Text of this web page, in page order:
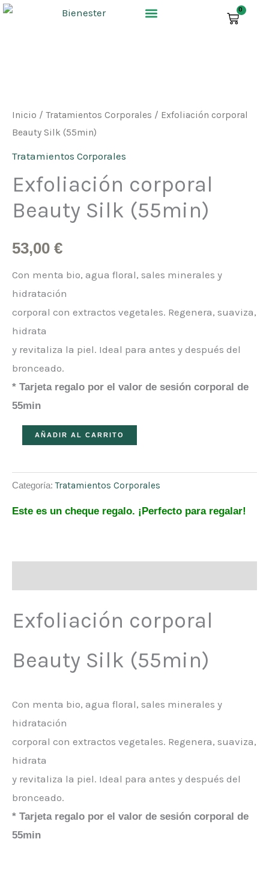
Ir
0
Inicio / Tratamientos Corporales / Exfoliación corporal
Beauty Silk (55min)
Tratamientos Corporales
Exfoliación corporal
Beauty Silk (55min)
53,00 €
Con menta bio, agua floral, sales minerales y
hidratación
corporal con extractos vegetales. Regenera, suaviza,
hidrata
y revitaliza la piel. Ideal para antes y después del
bronceado.
* Tarjeta regalo por el valor de sesión corporal de
55min
Beauty
Silk
(55min)
AÑADIR AL CARRITO
Categoría:Tratamientos Corporales
Este es un cheque regalo. ¡Perfecto para regalar!
Exfoliación corporal
Beauty Silk (55min)
Con menta bio, agua floral, sales minerales y
hidratación
corporal con extractos vegetales. Regenera, suaviza,
hidrata
y revitaliza la piel. Ideal para antes y después del
bronceado.
* Tarjeta regalo por el valor de sesión corporal de
55min